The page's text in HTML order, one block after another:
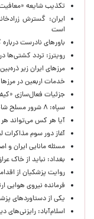
تکذیب شایعه «معافیت
ایران: گسترش
است
باورهای نادرست درباره
رویترز: تردد کشتی‌ها
مرزهای ایران زیر
خدمات اربعین در
جزئیات فعال‌سازی
سپاه: ۸ شرور مسلح شاخص و مرتبط گروهک‌های تروریستی دستگیر شدند
آیا هر کس می‌تواند
آغاز دور سوم مذاکرات
مسئله مانایی ایران و
بغداد: نباید از خاک
روایت پزشکیان از
فرمانده نیروی هوایی
یکی از دستاوردهای
اسلام‌آباد: رایزنی‌های